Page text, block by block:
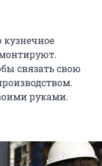
кузнечное
связать свою
руками.